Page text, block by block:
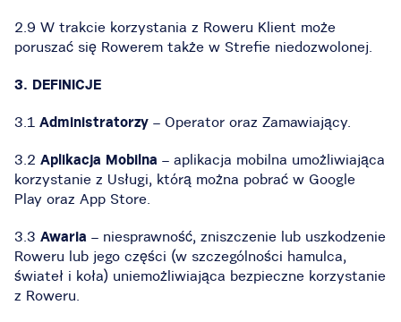
2.9 W trakcie korzystania z Roweru Klient może
poruszać się Rowerem także w Strefie niedozwolonej.
3. DEFINICJE
3.1 Administratorzy – Operator oraz Zamawiający.
3.2 Aplikacja Mobilna – aplikacja mobilna umożliwiająca
korzystanie z Usługi, którą można pobrać w Google
Play oraz App Store.
3.3 Awaria – niesprawność, zniszczenie lub uszkodzenie
Roweru lub jego części (w szczególności hamulca,
świateł i koła) uniemożliwiająca bezpieczne korzystanie
z Roweru.